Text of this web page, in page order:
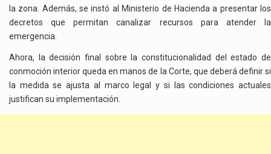
la zona. Además, se instó al Ministerio de Hacienda a presentar los
decretos que permitan canalizar recursos para atender la
emergencia.
Ahora, la decisión final sobre la constitucionalidad del estado de
conmoción interior queda en manos de la Corte, que deberá definir si
la medida se ajusta al marco legal y si las condiciones actuales
justifican su implementación.